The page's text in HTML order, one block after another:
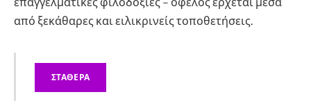
από ξεκάθαρες και ειλικρινείς τοποθετήσεις.
ΣΤΑΘΕΡΑ